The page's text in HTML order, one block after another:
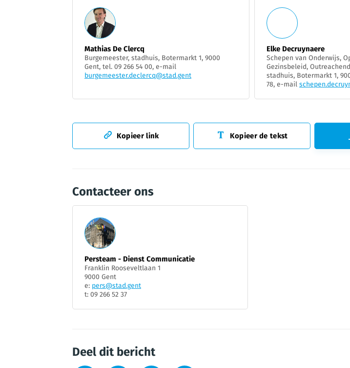
Mathias De Clercq
Burgemeester, stadhuis, Botermarkt 1, 9000
Gent, tel. 09 266 54 00, e-mail
burgemeester.declercq@stad.gent
Elke Decruynaere
Schepen van Onderwijs,
Gezinsbeleid,
stadhuis, Botermarkt 1,
78, e-mail
Kopieer link Kopieer de tekst
Contacteer ons
Persteam - Dienst Communicatie
Franklin Rooseveltlaan 1
9000 Gent
e: pers@stad.gent
t: 09 266 52 37
Deel dit bericht